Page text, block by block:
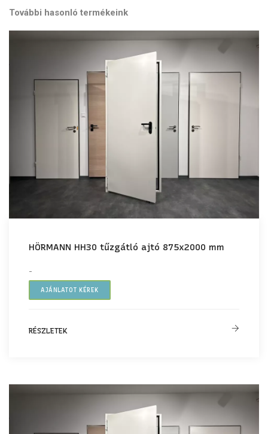
További hasonló termékeink
HÖRMANN HH30 tűzgátló ajtó 875x2000 mm
-
AJÁNLATOT KÉREK
RÉSZLETEK